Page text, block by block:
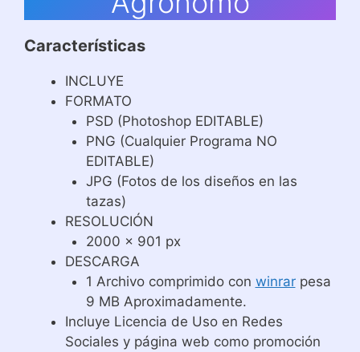
Características
INCLUYE
FORMATO
PSD (Photoshop EDITABLE)
PNG (Cualquier Programa NO
EDITABLE)
JPG (Fotos de los diseños en las
tazas)
RESOLUCIÓN
2000 x 901 px
DESCARGA
1 Archivo comprimido con winrarpesa
9 MB Aproximadamente.
Incluye Licencia de Uso en Redes
Sociales y página web como promoción